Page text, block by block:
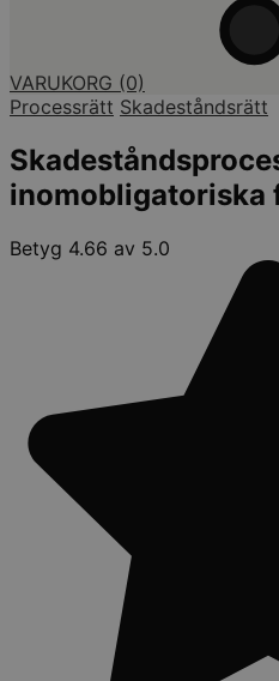
VARUKORG (0)
Processrätt Skadeståndsrätt
inomobligatoriska
Betyg 4.66 av 5.0